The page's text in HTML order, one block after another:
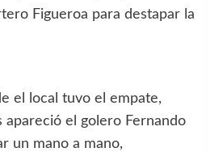
Figueroa para destapar la
el local tuvo el empate,
apareció el golero Fernando
un mano a mano,